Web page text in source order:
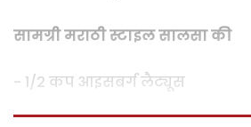
सामग्री मराठी स्टाइल सालसा की
- 1/2 कप आइसबर्ग लैट्यूस